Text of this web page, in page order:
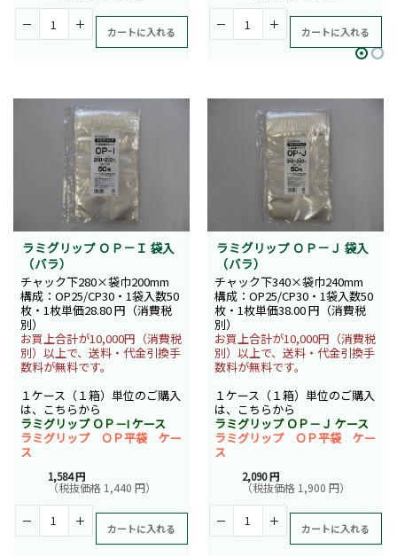
カートに入れる カートに入れる
ラミグリップ ＯＰ－Ｉ 袋入
（バラ）
チャック下280×袋巾200mm
構成：OP25/CP30・1袋入数50
枚・1枚単価28.80 円（消費税
別）
お買上合計が10,000円（消費税
別）以上で、送料・代金引換手
数料が無料です。
１ケース（１箱）単位のご購入
は、こちらから
ラミグリップ ＯＰ－I ケース
ラミグリップ ＯＰ平袋 ケー
ス
1,584 円
（税抜価格 1,440 円）
カートに入れる
ラミグリップ ＯＰ－Ｊ 袋入
（バラ）
チャック下340×袋巾240mm
構成：OP25/CP30・1袋入数50
枚・1枚単価38.00 円（消費税
別）
お買上合計が10,000円（消費税
別）以上で、送料・代金引換手
数料が無料です。
１ケース（１箱）単位のご購入
は、こちらから
ラミグリップ ＯＰ－Ｊ ケース
ラミグリップ ＯＰ平袋 ケー
ス
2,090 円
（税抜価格 1,900 円）
カートに入れる